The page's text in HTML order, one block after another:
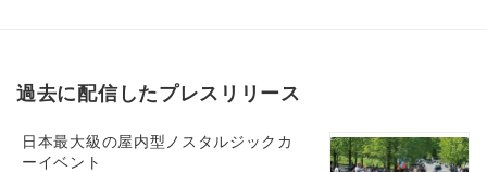
過去に配信したプレスリリース
日本最大級の屋内型ノスタルジックカ
ーイベント